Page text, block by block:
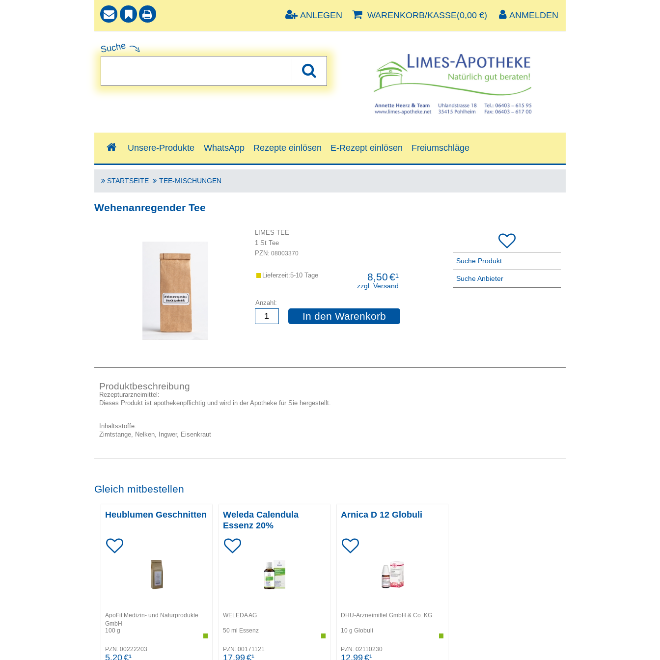
Suche
ANLEGEN WARENKORB/KASSE(0,00 €) ANMELDEN
Unsere-Produkte WhatsApp Rezepte einlösen E-Rezept einlösen Freiumschläge
STARTSEITE TEE-MISCHUNGEN
Wehenanregender Tee
LIMES-TEE
1 StTee
PZN: 08003370
8,50€¹
zzgl. Versand
Lieferzeit:5-10 Tage
Anzahl:
In den Warenkorb
Suche Produkt
Suche Anbieter
Produktbeschreibung
Rezepturarzneimittel:
Dieses Produkt ist apothekenpflichtig und wird in der Apotheke für Sie hergestellt.
Inhaltsstoffe:
Zimtstange, Nelken, Ingwer, Eisenkraut
Gleich mitbestellen
Heublumen Geschnitten
ApoFit Medizin- und Naturprodukte
GmbH
100 g
PZN: 00222203
5,20€¹
Weleda Calendula
Essenz 20%
WELEDA AG
50 ml Essenz
PZN: 00171121
17,99€¹
Arnica D 12 Globuli
DHU-Arzneimittel GmbH & Co. KG
10 g Globuli
PZN: 02110230
12,99€¹